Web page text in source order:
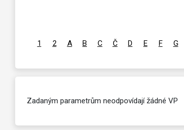
1 2 A B C Č D E F G
Zadaným parametrům neodpovídají žádné VP